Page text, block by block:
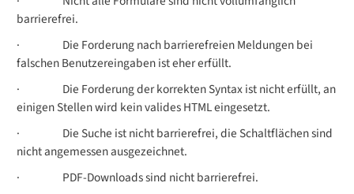
barrierefrei.
·
Die Forderung nach barrierefreien Meldungen bei
falschen Benutzereingaben ist eher erfüllt.
·
Die Forderung der korrekten Syntax ist nicht erfüllt, an
einigen Stellen wird kein valides HTML eingesetzt.
·
Die Suche ist nicht barrierefrei, die Schaltflächen sind
nicht angemessen ausgezeichnet.
·
PDF-Downloads sind nicht barrierefrei.